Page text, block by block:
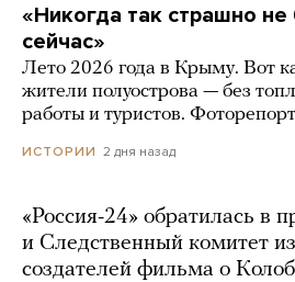
«Никогда так страшно
сейчас»
Лето 2026 года в Крыму. Вот
жители полуострова — без
работы и туристов.
ИСТОРИИ 2 дня назад
«Россия-24» обратилась в
и Следственный комитет
создателей фильма о